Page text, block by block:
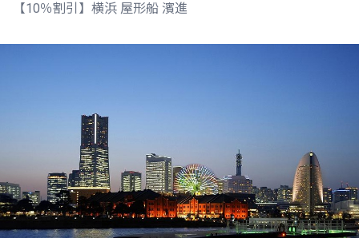
【10％割引】横浜 屋形船 濱進